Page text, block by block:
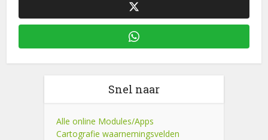
Snel naar
Alle online Modules/Apps
Cartografie waarnemingsvelden